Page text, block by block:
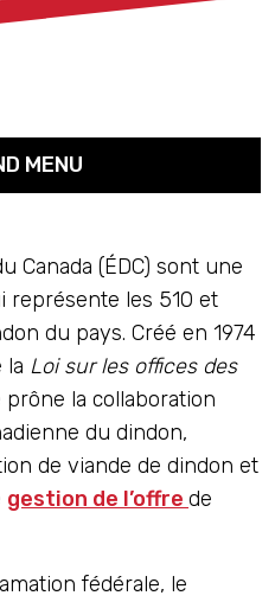
Canada (ÉDC) sont une
représente les 510 et
du pays. Créé en 1974
la Loi sur les offices des
prône la collaboration
du dindon,
de viande de dindon et
gestion de l’offre de
fédérale, le
MENU